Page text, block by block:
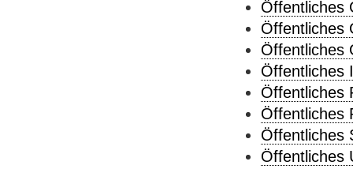
Öffentliches
Öffentliches
Öffentliches
Öffentliches
Öffentliches
Öffentliches
Öffentliches
Öffentliches